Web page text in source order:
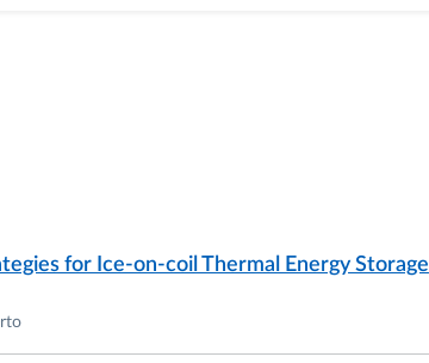
for Ice-on-coil Thermal Energy Storage